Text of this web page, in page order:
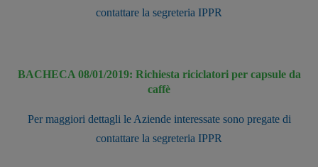
contattare la segreteria IPPR
BACHECA 08/01/2019: Richiesta riciclatori per capsule da
caffè
Per maggiori dettagli le Aziende interessate sono pregate di
contattare la segreteria IPPR